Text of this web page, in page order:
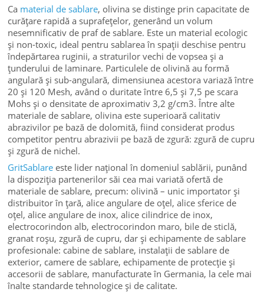
Ca material de sablare, olivina se distinge prin capacitate de
curățare rapidă a suprafețelor, generând un volum
nesemnificativ de praf de sablare. Este un material ecologic
și non-toxic, ideal pentru sablarea în spații deschise pentru
îndepărtarea ruginii, a straturilor vechi de vopsea și a
țunderului de laminare. Particulele de olivină au formă
angulară și sub-angulară, dimensiunea acestora variază între
20 și 120 Mesh, având o duritate între 6,5 și 7,5 pe scara
Mohs și o densitate de aproximativ 3,2 g/cm3. Între alte
materiale de sablare, olivina este superioară calitativ
abrazivilor pe bază de dolomită, fiind considerat produs
competitor pentru abrazivii pe bază de zgură: zgură de cupru
și zgură de nichel.
GritSablare este lider național în domeniul sablării, punând
la dispoziția partenerilor săi cea mai variată ofertă de
materiale de sablare, precum: olivină – unic importator și
distribuitor în țară, alice angulare de oțel, alice sferice de
oțel, alice angulare de inox, alice cilindrice de inox,
electrocorindon alb, electrocorindon maro, bile de sticlă,
granat roșu, zgură de cupru, dar și echipamente de sablare
profesionale: cabine de sablare, instalații de sablare de
exterior, camere de sablare, echipamente de protecție și
accesorii de sablare, manufacturate în Germania, la cele mai
înalte standarde tehnologice și de calitate.